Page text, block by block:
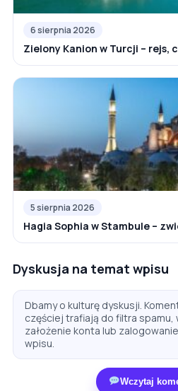
6 sierpnia 2026
Zielony Kanion w Turcji – rejs,
5 sierpnia 2026
Hagia Sophia w Stambule –
Dyskusja na temat wpisu
Dbamy o kulturę dyskusji.
częściej trafiają do filtra spamu,
założenie konta lub
wpisu.
Wczytaj